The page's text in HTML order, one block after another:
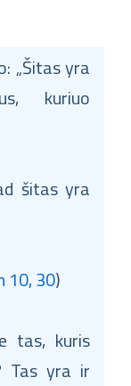
„Šitas yra
kuriuo
šitas yra
10, 30)
tas, kuris
Tas yra ir